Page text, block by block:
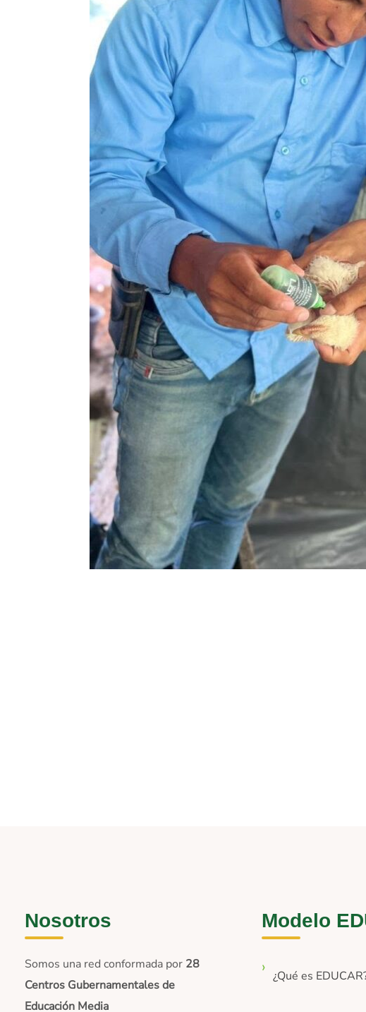
Nosotros
Somos una red conformada por 28
Centros Gubernamentales de
Educación Media
Modelo
¿Qué es